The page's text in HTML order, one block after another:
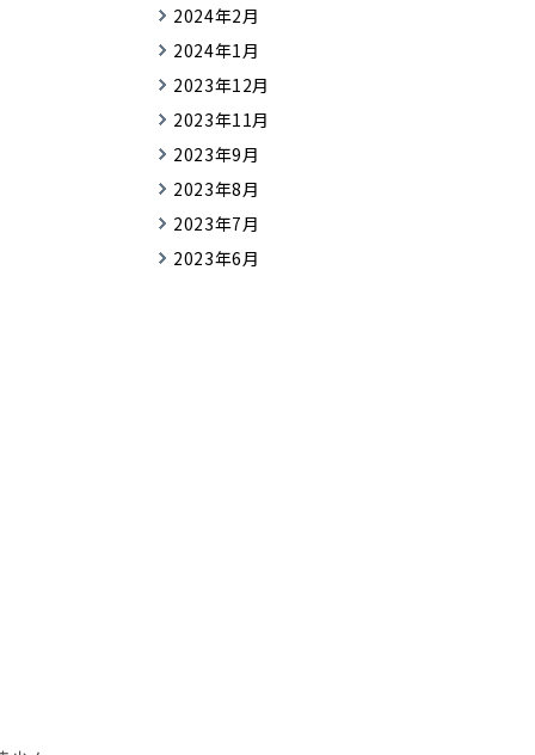
2024年2月
2024年1月
2023年12月
2023年11月
2023年9月
2023年8月
2023年7月
2023年6月